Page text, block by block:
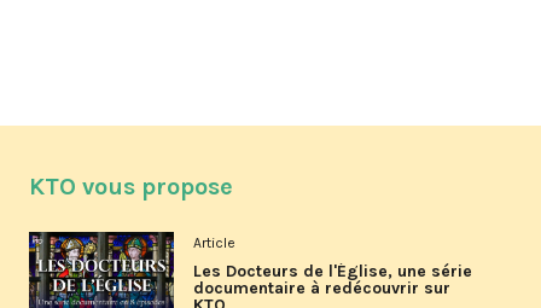
KTO vous propose
Article
Les Docteurs de l'Église, une série
documentaire à redécouvrir sur